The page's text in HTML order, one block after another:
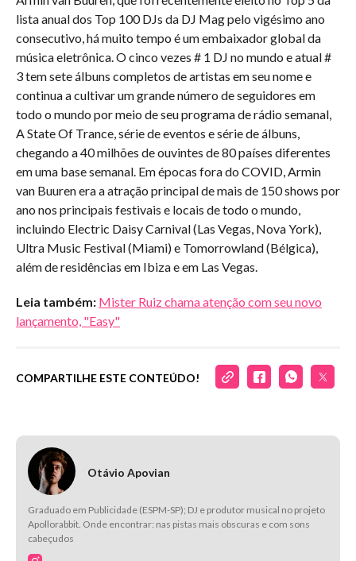
lista anual dos Top 100 DJs da DJ Mag pelo vigésimo ano
consecutivo, há muito tempo é um embaixador global da
música eletrônica. O cinco vezes # 1 DJ no mundo e atual #
3 tem sete álbuns completos de artistas em seu nome e
continua a cultivar um grande número de seguidores em
todo o mundo por meio de seu programa de rádio semanal,
A State Of Trance, série de eventos e série de álbuns,
chegando a 40 milhões de ouvintes de 80 países diferentes
em uma base semanal. Em épocas fora do COVID, Armin
van Buuren era a atração principal de mais de 150 shows por
ano nos principais festivais e locais de todo o mundo,
incluindo Electric Daisy Carnival (Las Vegas, Nova York),
Ultra Music Festival (Miami) e Tomorrowland (Bélgica),
além de residências em Ibiza e em Las Vegas.
Leia também: Mister Ruiz chama atenção com seu novo
lançamento, "Easy"
COMPARTILHE ESTE CONTEÚDO!
Otávio Apovian
Graduado em Publicidade (ESPM-SP); DJ e produtor musical no projeto
Apollorabbit. Onde encontrar: nas pistas mais obscuras e com sons
cabeçudos